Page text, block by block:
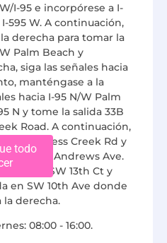
I-95 e incorpórese a I-
595 W. A continuación,
derecha para tomar la
Palm Beach y
siga las señales hacia
manténgase a la
hacia I-95 N/W Palm
N y tome la salida 33B
Road. A continuación,
St/E Cypress Creek Rd y
811A/N Andrews Ave.
en SW 13th Ct y
en SW 10th Ave donde
la derecha.
08:00 - 16:00.
todo